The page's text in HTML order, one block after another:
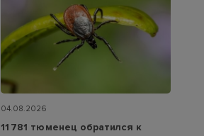
04.08.2026
11 781 тюменец обратился к